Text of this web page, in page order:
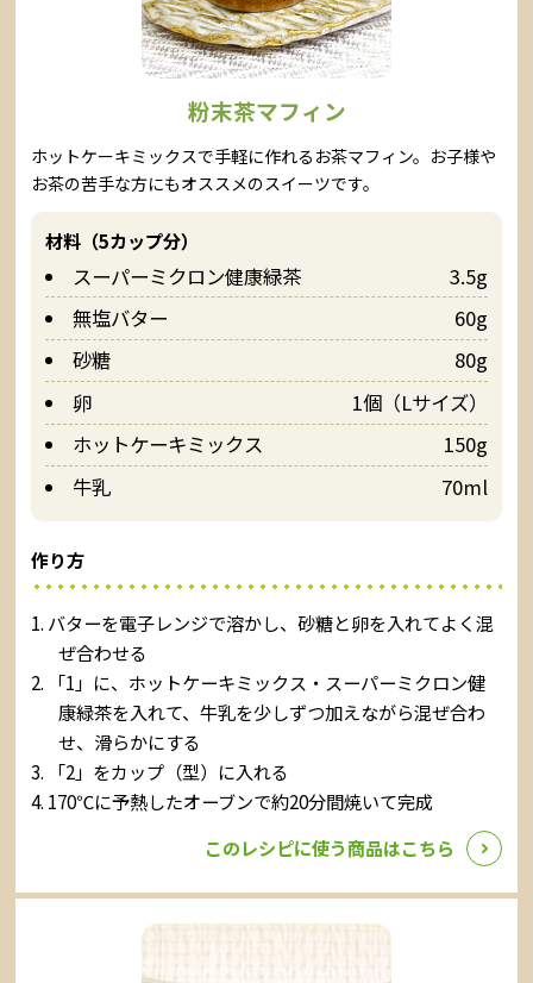
粉末茶マフィン
ホットケーキミックスで手軽に作れるお茶マフィン。お子様や
お茶の苦手な方にもオススメのスイーツです。
材料（5カップ分）
スーパーミクロン健康緑茶
3.5g
無塩バター
60g
砂糖
80g
卵
1個（Lサイズ）
ホットケーキミックス
150g
牛乳
70ml
作り方
バターを電子レンジで溶かし、砂糖と卵を入れてよく混
ぜ合わせる
「1」に、ホットケーキミックス・スーパーミクロン健
康緑茶を入れて、牛乳を少しずつ加えながら混ぜ合わ
せ、滑らかにする
「2」をカップ（型）に入れる
170℃に予熱したオーブンで約20分間焼いて完成
このレシピに使う商品はこちら